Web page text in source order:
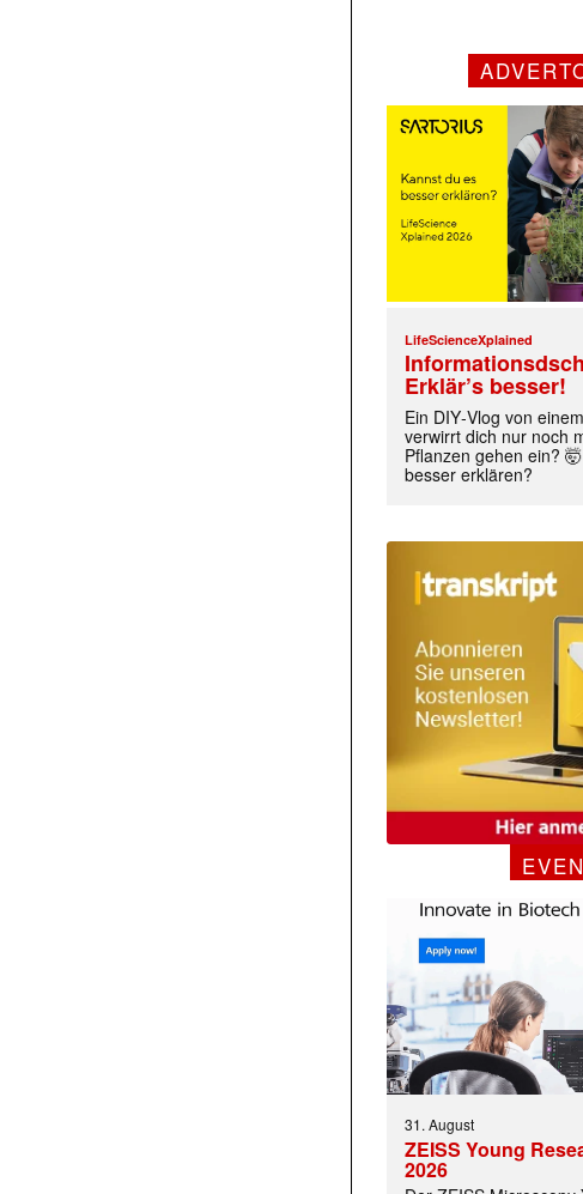
LifeScienceXplained
Erklär’s besser!
Ein DIY‑Vlog von
verwirrt dich nur noch
Pflanzen gehen ein?
besser erklären?
31. August
ZEISS Young
2026